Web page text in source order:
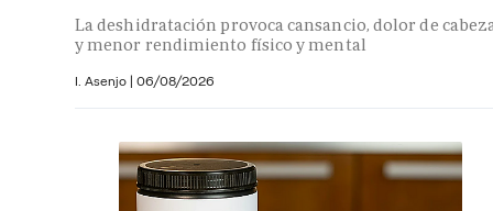
La deshidratación provoca cansancio, dolor de
y menor rendimiento físico y mental
I. Asenjo | 06/08/2026